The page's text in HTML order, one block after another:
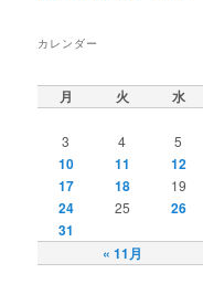
カレンダー
月 火 水
« 11月
3 4 5
10
11 12
17
18 19
24 25 26
31